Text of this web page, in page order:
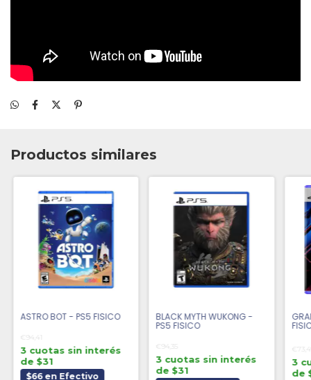
Productos similares
ASTRO BOT - PS5 FISICO
€94,41
3 cuotas sin interés
de $31
$66 en Efectivo
BLACK MYTH WUKONG -
PS5 FISICO
€94,35
3 cuotas sin interés
de $31
3
de